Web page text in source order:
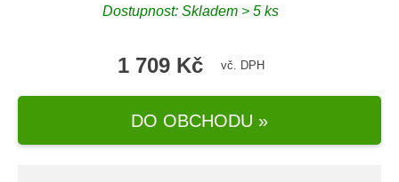
Dostupnost: Skladem > 5 ks
1 709 Kč vč. DPH
DO OBCHODU »